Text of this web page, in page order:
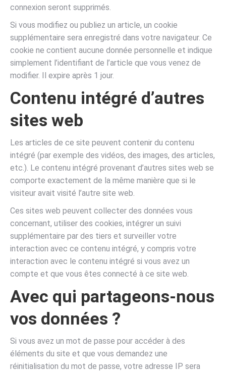
connexion seront supprimés.
Si vous modifiez ou publiez un article, un cookie
supplémentaire sera enregistré dans votre navigateur. Ce
cookie ne contient aucune donnée personnelle et indique
simplement l’identifiant de l’article que vous venez de
modifier. Il expire après 1 jour.
Contenu intégré d’autres
sites web
Les articles de ce site peuvent contenir du contenu
intégré (par exemple des vidéos, des images, des articles,
etc.). Le contenu intégré provenant d’autres sites web se
comporte exactement de la même manière que si le
visiteur avait visité l’autre site web.
Ces sites web peuvent collecter des données vous
concernant, utiliser des cookies, intégrer un suivi
supplémentaire par des tiers et surveiller votre
interaction avec ce contenu intégré, y compris votre
interaction avec le contenu intégré si vous avez un
compte et que vous êtes connecté à ce site web.
Avec qui partageons-nous
vos données ?
Si vous avez un mot de passe pour accéder à des
éléments du site et que vous demandez une
réinitialisation du mot de passe, votre adresse IP sera